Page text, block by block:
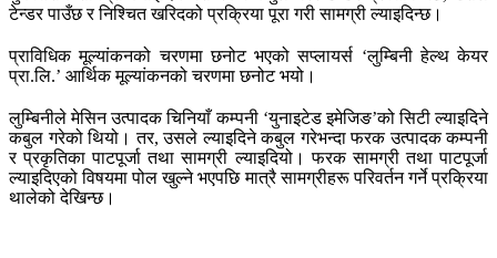
टेन्डर पाउँछ र निश्चित खरिदको प्रक्रिया पूरा गरी सामग्री ल्याइदिन्छ।
प्राविधिक मूल्यांकनको चरणमा छनोट भएको सप्लायर्स ‘लुम्बिनी हेल्थ केयर
प्रा.लि.’ आर्थिक मूल्यांकनको चरणमा छनोट भयो।
लुम्बिनीले मेसिन उत्पादक चिनियाँ कम्पनी ‘युनाइटेड इमेजिङ’को सिटी ल्याइदिने
कबुल गरेको थियो। तर, उसले ल्याइदिने कबुल गरेभन्दा फरक उत्पादक कम्पनी
र प्रकृतिका पाटपूर्जा तथा सामग्री ल्याइदियो। फरक सामग्री तथा पाटपूर्जा
ल्याइदिएको विषयमा पोल खुल्ने भएपछि मात्रै सामग्रीहरू परिवर्तन गर्ने प्रक्रिया
थालेको देखिन्छ।